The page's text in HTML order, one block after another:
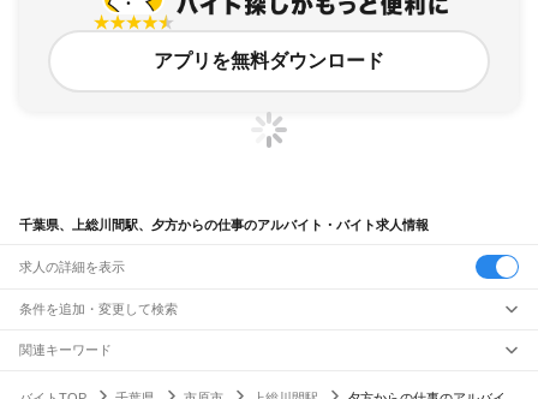
アプリを無料ダウンロード
千葉県、上総川間駅、夕方からの仕事のアルバイト・バイト求人情報
求人の詳細を表示
条件を追加・変更して検索
市区町村を追加・変更
駅を追加・変更
関連キーワード